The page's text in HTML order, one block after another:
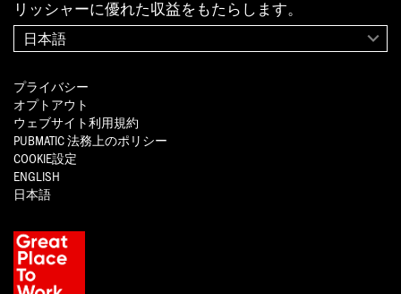
リッシャーに優れた収益をもたらします。
日本語
プライバシー
オプトアウト
ウェブサイト利用規約
PUBMATIC 法務上のポリシー
COOKIE設定
ENGLISH
日本語